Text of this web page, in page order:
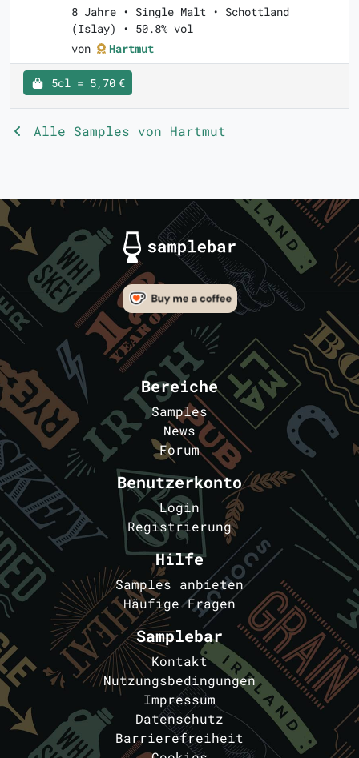
8 Jahre • Single Malt • Schottland
(Islay) • 50.8% vol
von
Hartmut
5cl = 5,70 €
Alle Samples von Hartmut
Bereiche
Samples
News
Forum
Benutzerkonto
Login
Registrierung
Hilfe
Samples anbieten
Häufige Fragen
Samplebar
Kontakt
Nutzungsbedingungen
Impressum
Datenschutz
Barrierefreiheit